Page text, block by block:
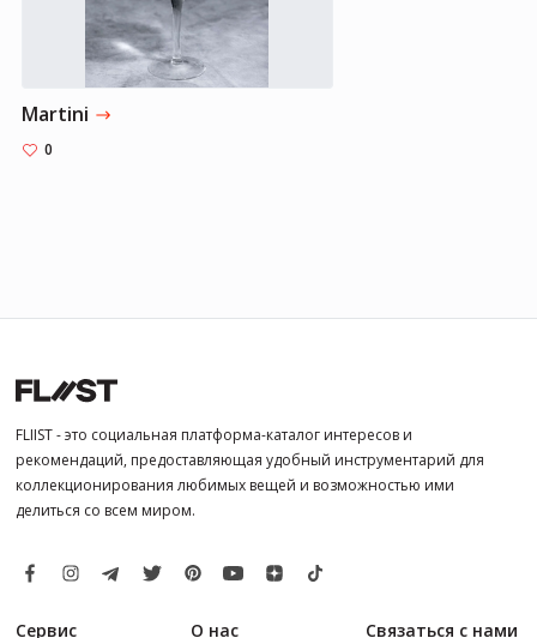
Martini
0
FLIIST - это социальная платформа-каталог интересов и
рекомендаций, предоставляющая удобный инструментарий для
коллекционирования любимых вещей и возможностью ими
делиться со всем миром.
Сервис О нас Связаться с нами